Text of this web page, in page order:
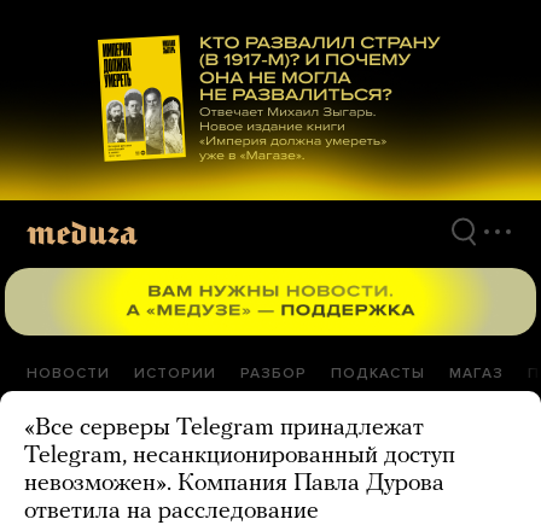
материалам
НОВОСТИ ИСТОРИИ РАЗБОР ПОДКАСТЫ МАГАЗ
«Все серверы Telegram принадлежат
Telegram, несанкционированный доступ
невозможен». Компания Павла Дурова
ответила на расследование